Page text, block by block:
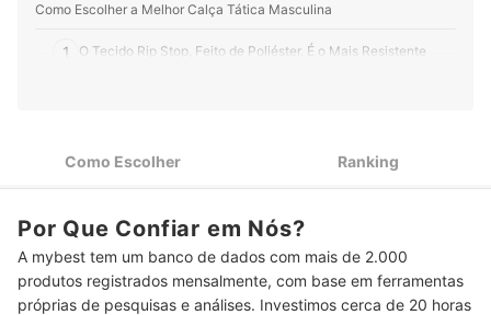
Como Escolher a Melhor Calça Tática Masculina
1 O Tecido Rip Stop, Feito de Poliéster, É o Mais Resistente
3 Costuras Reforçadas
5
Calças Táticas nas Cores Preta, Caqui ou Verde São as Mais
Procuradas
Como Escolher Ranking
Por Que Confiar em Nós?
A mybest tem um banco de dados com mais de 2.000
produtos registrados mensalmente, com base em ferramentas
próprias de pesquisas e análises. Investimos cerca de 20 horas